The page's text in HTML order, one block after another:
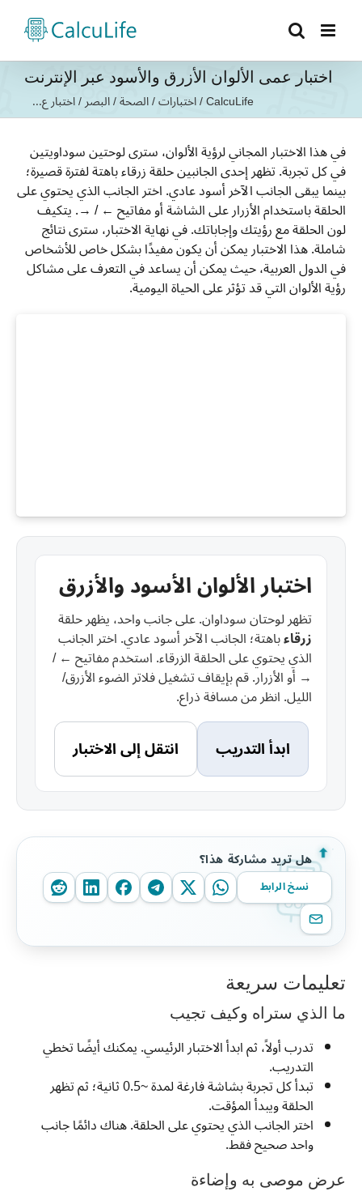
اختبار عمى الألوان الأزرق والأسود عبر الإنترنت
CalcuLife
/اختبارات/الصحة/البصر/اختبار ع...
في هذا الاختبار المجاني لرؤية الألوان، سترى لوحتين سوداويتين
في كل تجربة. تظهر إحدى الجانبين حلقة زرقاء باهتة لفترة قصيرة؛
بينما يبقى الجانب الآخر أسود عادي. اختر الجانب الذي يحتوي على
الحلقة باستخدام الأزرار على الشاشة أو مفاتيح ← / →. يتكيف
لون الحلقة مع رؤيتك وإجاباتك. في نهاية الاختبار، سترى نتائج
شاملة. هذا الاختبار يمكن أن يكون مفيدًا بشكل خاص للأشخاص
في الدول العربية، حيث يمكن أن يساعد في التعرف على مشاكل
رؤية الألوان التي قد تؤثر على الحياة اليومية.
اختبار الألوان الأسود والأزرق
تظهر لوحتان سوداوان. على جانب واحد، يظهر حلقة
زرقاءباهتة؛ الجانب الآخر أسود عادي. اختر الجانب
الذي يحتوي على الحلقة الزرقاء. استخدم مفاتيح ← /
→ أو الأزرار. قم بإيقاف تشغيل فلاتر الضوء الأزرق/
الليل. انظر من مسافة ذراع.
ابدأ التدريب انتقل إلى الاختبار
هل تريد مشاركة هذا؟
نسخ الرابط
تعليمات سريعة
ما الذي ستراه وكيف تجيب
تدرب أولاً، ثم ابدأ الاختبار الرئيسي. يمكنك أيضًا تخطي
التدريب.
تبدأ كل تجربة بشاشة فارغة لمدة ~0.5 ثانية؛ ثم تظهر
الحلقة ويبدأ المؤقت.
اختر الجانب الذي يحتوي على الحلقة. هناك دائمًا جانب
واحد صحيح فقط.
عرض موصى به وإضاءة